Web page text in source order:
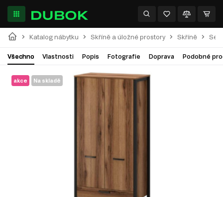
Katalog nábytku Skříně a úložné prostory Skříně
Všechno Vlastnosti Popis Fotografie Doprava Podobné
akce Na skladě